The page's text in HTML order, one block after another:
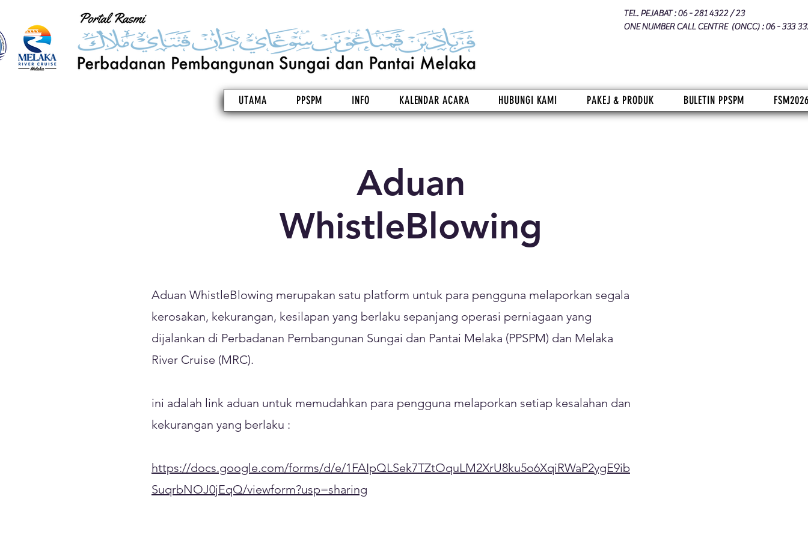
TEL. PEJABAT : 06 - 281 4322 / 23
ONE NUMBER CALL CENTRE (ONCC) : 06 - 333
UTAMA PPSPM INFO KALENDAR ACARA HUBUNGI KAMI PAKEJ & PRODUK BULETIN PPSPM
Aduan
WhistleBlowing
Aduan WhistleBlowing merupakan satu platform untuk para pengguna melaporkan segala
kerosakan, kekurangan, kesilapan yang berlaku sepanjang operasi perniagaan yang
dijalankan di Perbadanan Pembangunan Sungai dan Pantai Melaka (PPSPM) dan Melaka
River Cruise (MRC).
ini adalah link aduan untuk memudahkan para pengguna melaporkan setiap kesalahan dan
kekurangan yang berlaku :
https://docs.google.com/forms/d/e/1FAIpQLSek7TZtOquLM2XrU8ku5o6XqiRWaP2ygE9ib
SuqrbNOJ0jEqQ/viewform?usp=sharing